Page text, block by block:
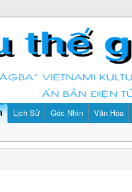
Lịch Sử Góc Nhìn Văn Hóa